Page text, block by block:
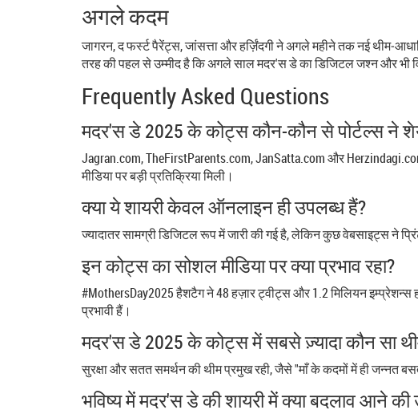
अगले कदम
जागरन, द फर्स्ट पैरेंट्स, जांसत्ता और हर्ज़िंदगी ने अगले महीने तक नई
तरह की पहल से उम्मीद है कि अगले साल मदर'स डे का डिजिटल जश्न और भी
Frequently Asked Questions
मदर'स डे 2025 के कोट्स कौन-कौन से पोर्टल्स ने
Jagran.com, TheFirstParents.com, JanSatta.com और
मीडिया पर बड़ी प्रतिक्रिया मिली।
क्या ये शायरी केवल ऑनलाइन ही उपलब्ध हैं?
ज्यादातर सामग्री डिजिटल रूप में जारी की गई है, लेकिन कुछ वेबसाइट्स ने
इन कोट्स का सोशल मीडिया पर क्या प्रभाव रहा?
#MothersDay2025 हैशटैग ने 48 हज़ार ट्वीट्स और 1.2 मिलियन इम्प्रेशन्स
प्रभावी हैं।
मदर'स डे 2025 के कोट्स में सबसे ज़्यादा कौन सा
सुरक्षा और सतत समर्थन की थीम प्रमुख रही, जैसे "माँ के कदमों में ही जन्नत
भविष्य में मदर'स डे की शायरी में क्या बदलाव आने की